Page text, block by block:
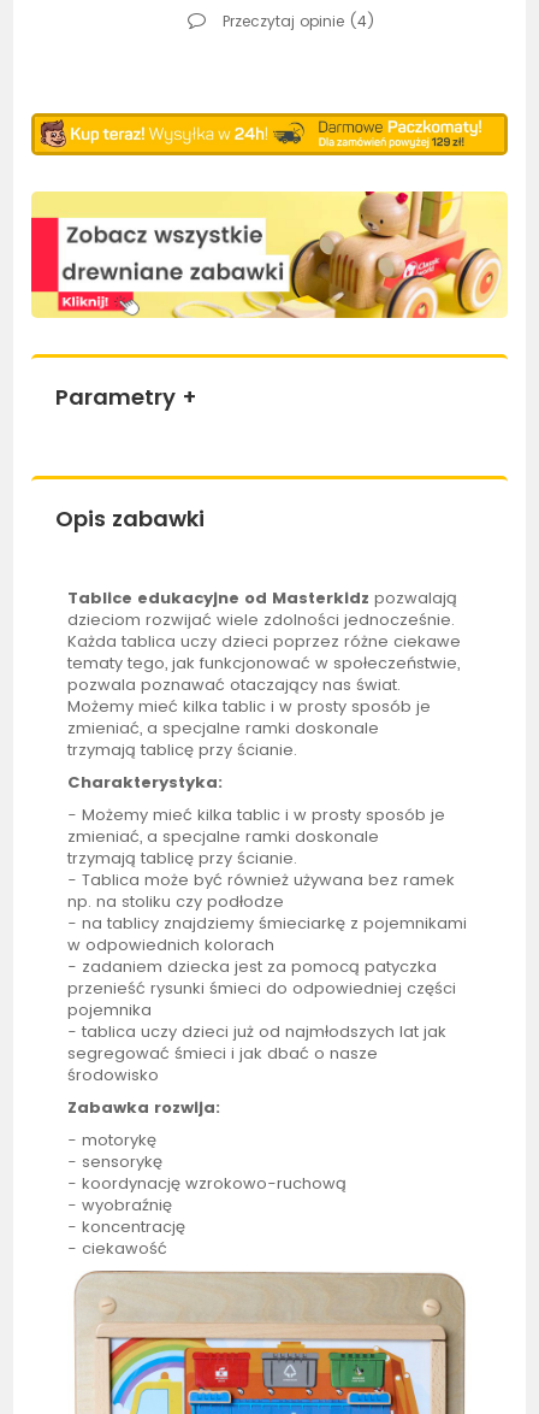
Przeczytaj opinie (4)
Parametry +
Opis zabawki
Tablice edukacyjne od Masterkidz pozwalają
dzieciom rozwijać wiele zdolności jednocześnie.
Każdatablica uczy dzieci poprzez różne ciekawe
tematy tego, jak funkcjonować w społeczeństwie,
pozwala poznawać otaczający nas świat.
Możemy mieć kilka tablic i w prosty sposób je
zmieniać, a specjalne ramki doskonale
trzymajątablicę przy ścianie.
Charakterystyka:
- Możemy mieć kilka tablic i w prosty sposób je
zmieniać, a specjalne ramki doskonale
trzymajątablicę przy ścianie.
-Tablica może być również używana bez ramek
np. na stoliku czy podłodze
- natablicy znajdziemy śmieciarkę z pojemnikami
w odpowiednich kolorach
- zadaniem dziecka jest za pomocą patyczka
przenieść rysunki śmieci do odpowiedniej części
pojemnika
-tablica uczy dzieci już od najmłodszych lat jak
segregować śmieci i jak dbać o nasze
środowisko
Zabawka rozwija:
- motorykę
- sensorykę
- koordynację wzrokowo-ruchową
- wyobraźnię
- koncentrację
- ciekawość